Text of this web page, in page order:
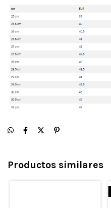
Productos similares